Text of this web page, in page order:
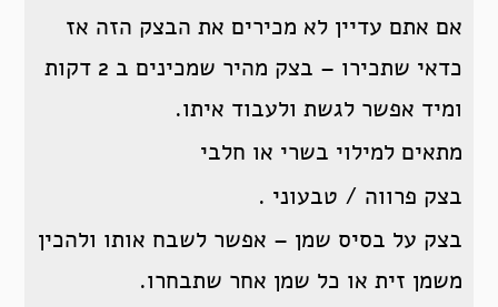
אם אתם עדיין לא מכירים את הבצק הזה אז
כדאי שתכירו – בצק מהיר שמכינים ב 2 דקות
ומיד אפשר לגשת ולעבוד איתו.
מתאים למילוי בשרי או חלבי
בצק פרווה / טבעוני .
בצק על בסיס שמן – אפשר לשבח אותו ולהכין
משמן זית או כל שמן אחר שתבחרו.